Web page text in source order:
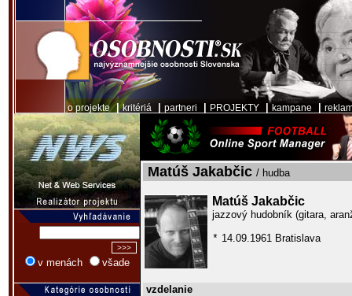
o projekte|kritériá partneri PROJEKTY kampane
v menách všade
Matúš Jakabčic / hudba
Matúš Jakabčic
jazzový hudobník (gitara,
* 14.09.1961 Bratislava
vzdelanie